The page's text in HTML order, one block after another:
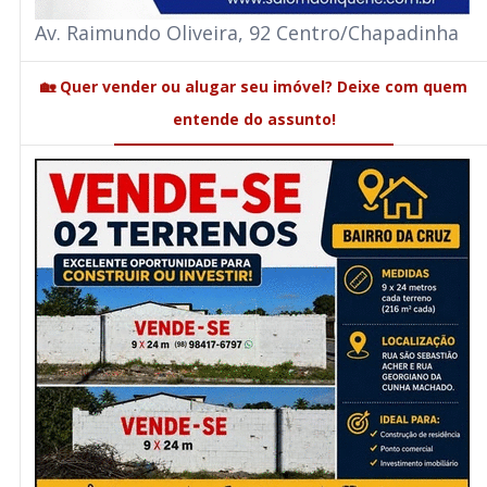
Av. Raimundo Oliveira, 92 Centro/Chapadinha
🏡 Quer vender ou alugar seu imóvel? Deixe com quem
entende do assunto!